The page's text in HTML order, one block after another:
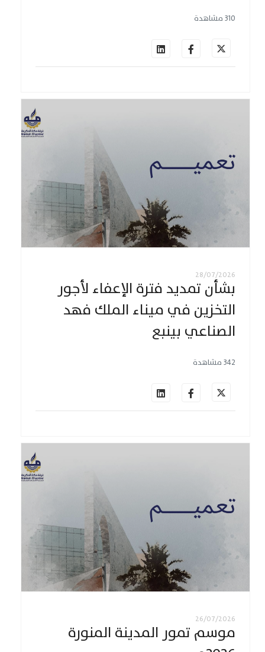
310 مشاهدة
28/07/2026
بشأن تمديد فترة الإعفاء لأجور
التخزين في ميناء الملك فهد
الصناعي بينبع
342 مشاهدة
26/07/2026
موسم تمور المدينة المنورة